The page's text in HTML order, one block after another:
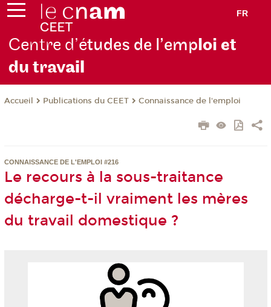
FR
Centre d’études de l’emploi et
du travail
Accueil Publications du CEET Connaissance de l'emploi
CONNAISSANCE DE L'EMPLOI #216
Le recours à la sous-traitance
décharge-t-il vraiment les mères
du travail domestique ?